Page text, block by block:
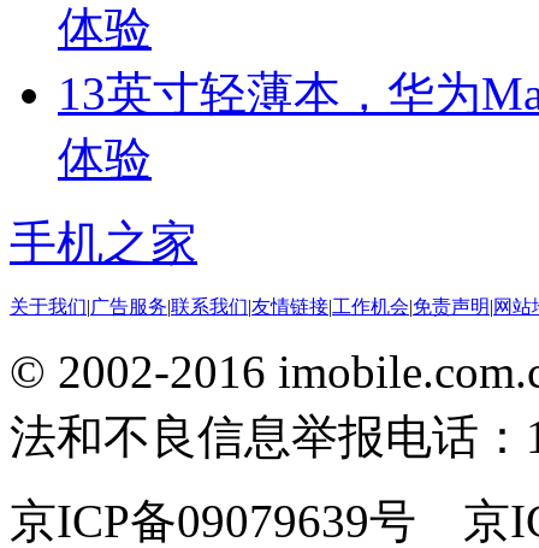
体验
13英寸轻薄本，华为
体验
手机之家
关于我们|广告服务|联系我们|友情链接|工作机会|免责声明|网站
© 2002-2016
法和不良信息举报电话：
京ICP备09079639号 京